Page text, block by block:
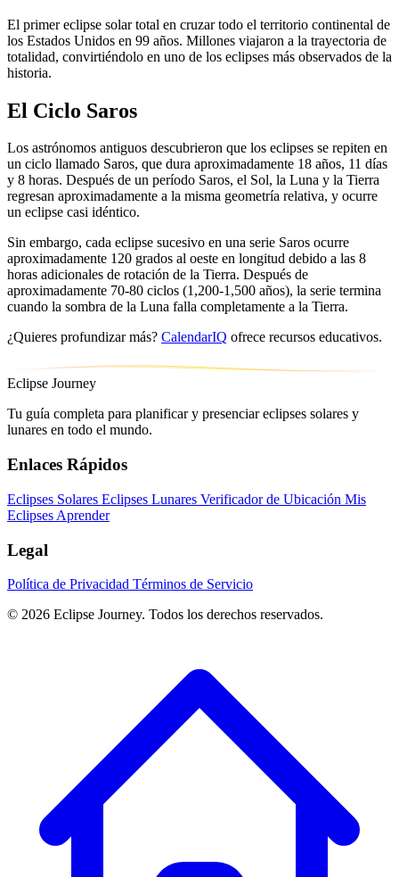
El primer eclipse solar total en cruzar todo el territorio continental de
los Estados Unidos en 99 años. Millones viajaron a la trayectoria de
totalidad, convirtiéndolo en uno de los eclipses más observados de la
historia.
El Ciclo Saros
Los astrónomos antiguos descubrieron que los eclipses se repiten en
un ciclo llamado Saros, que dura aproximadamente 18 años, 11 días
y 8 horas. Después de un período Saros, el Sol, la Luna y la Tierra
regresan aproximadamente a la misma geometría relativa, y ocurre
un eclipse casi idéntico.
Sin embargo, cada eclipse sucesivo en una serie Saros ocurre
aproximadamente 120 grados al oeste en longitud debido a las 8
horas adicionales de rotación de la Tierra. Después de
aproximadamente 70-80 ciclos (1,200-1,500 años), la serie termina
cuando la sombra de la Luna falla completamente a la Tierra.
¿Quieres profundizar más? CalendarIQ ofrece recursos educativos.
Eclipse Journey
Tu guía completa para planificar y presenciar eclipses solares y
lunares en todo el mundo.
Enlaces Rápidos
Eclipses Solares Eclipses Lunares Verificador de Ubicación Mis
Eclipses Aprender
Legal
Política de Privacidad Términos de Servicio
© 2026 Eclipse Journey. Todos los derechos reservados.